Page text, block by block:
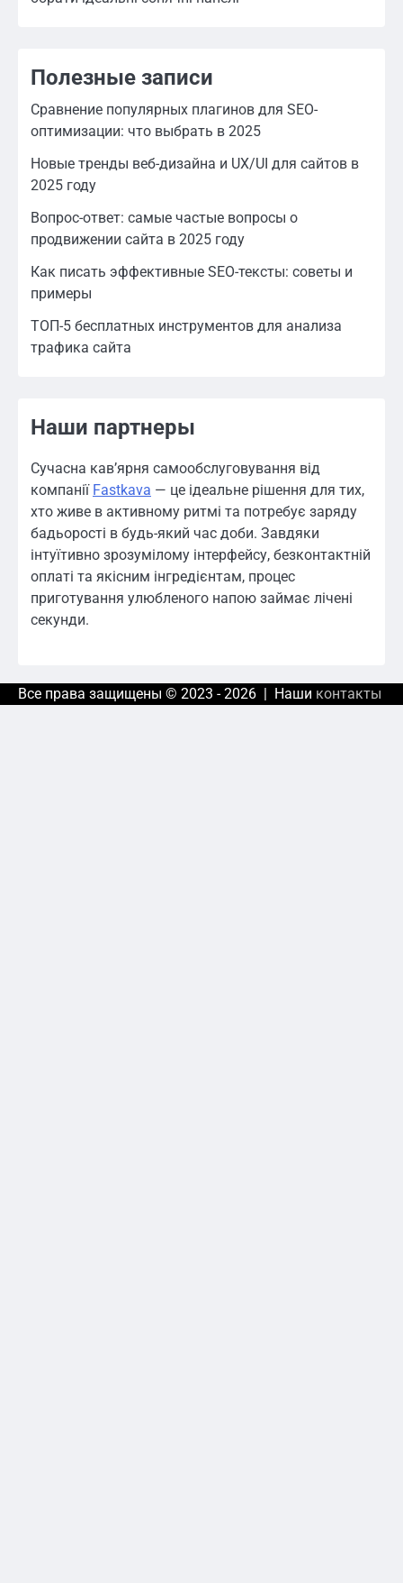
Полезные записи
Сравнение популярных плагинов для SEO-
оптимизации: что выбрать в 2025
Новые тренды веб-дизайна и UX/UI для сайтов в
2025 году
Вопрос-ответ: самые частые вопросы о
продвижении сайта в 2025 году
Как писать эффективные SEO-тексты: советы и
примеры
ТОП-5 бесплатных инструментов для анализа
трафика сайта
Наши партнеры
Сучасна кав’ярня самообслуговування від
компанії Fastkava — це ідеальне рішення для тих,
хто живе в активному ритмі та потребує заряду
бадьорості в будь-який час доби. Завдяки
інтуїтивно зрозумілому інтерфейсу, безконтактній
оплаті та якісним інгредієнтам, процес
приготування улюбленого напою займає лічені
секунди.
Все права защищены © 2023 - 2026 | Наши контакты